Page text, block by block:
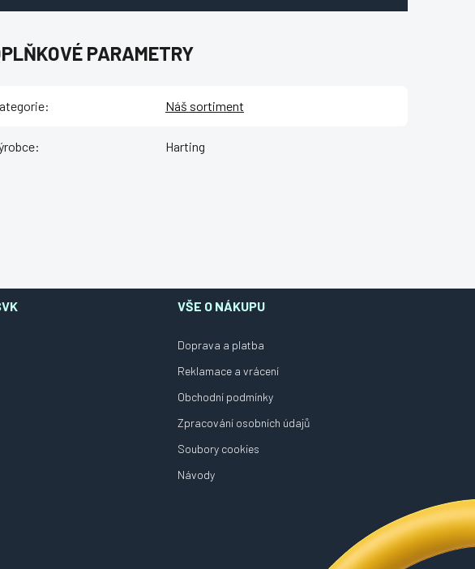
PARAMETRY
: Náš sortiment
: Harting
VŠE O NÁKUPU
Doprava a platba
Reklamace a vrácení
Obchodní podmínky
Zpracování osobních údajů
Soubory cookies
Návody